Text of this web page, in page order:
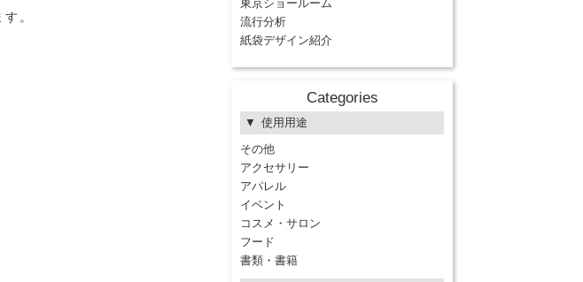
。
東京ショールーム
流行分析
紙袋デザイン紹介
Categories
使用用途
その他
アクセサリー
アパレル
イベント
コスメ・サロン
フード
書類・書籍